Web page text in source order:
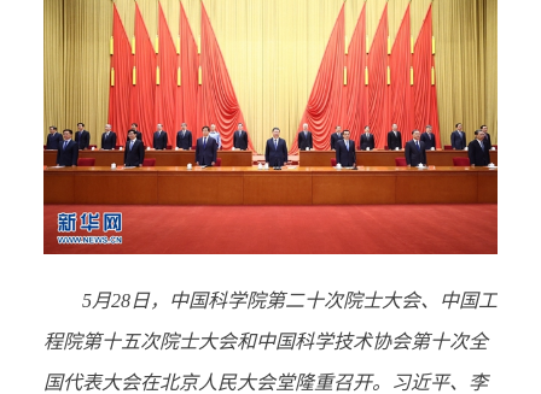
5月28日，中国科学院第二十次院士大会、中国工
程院第十五次院士大会和中国科学技术协会第十次全
国代表大会在北京人民大会堂隆重召开。习近平、李